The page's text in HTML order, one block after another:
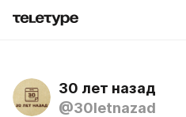
30 лет назад
@30letnazad